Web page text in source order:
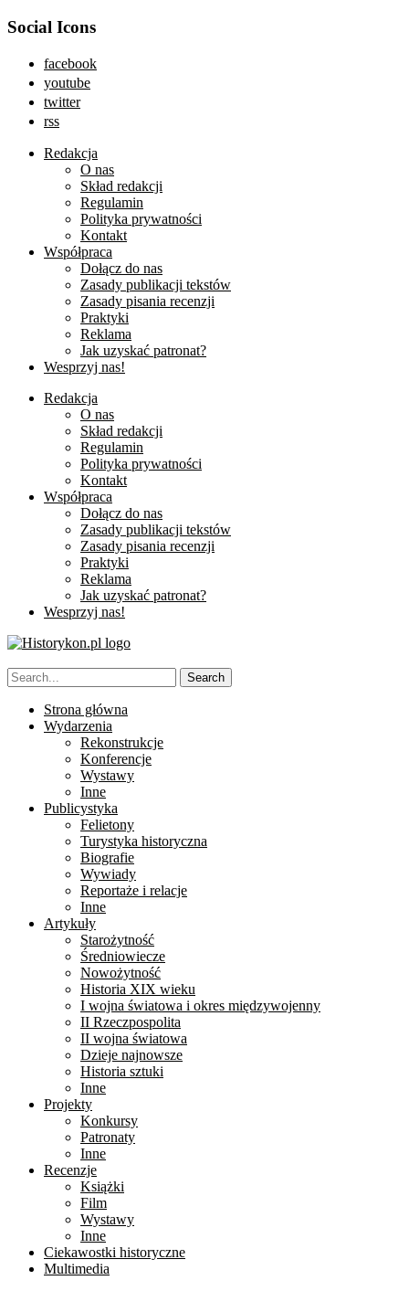
Social Icons
facebook
youtube
twitter
rss
Redakcja
O nas
Skład redakcji
Regulamin
Polityka prywatności
Kontakt
Współpraca
Dołącz do nas
Zasady publikacji tekstów
Zasady pisania recenzji
Praktyki
Reklama
Jak uzyskać patronat?
Wesprzyj nas!
Redakcja
O nas
Skład redakcji
Regulamin
Polityka prywatności
Kontakt
Współpraca
Dołącz do nas
Zasady publikacji tekstów
Zasady pisania recenzji
Praktyki
Reklama
Jak uzyskać patronat?
Wesprzyj nas!
Strona główna
Wydarzenia
Rekonstrukcje
Konferencje
Wystawy
Inne
Publicystyka
Felietony
Turystyka historyczna
Biografie
Wywiady
Reportaże i relacje
Inne
Artykuły
Starożytność
Średniowiecze
Nowożytność
Historia XIX wieku
I wojna światowa i okres międzywojenny
II Rzeczpospolita
II wojna światowa
Dzieje najnowsze
Historia sztuki
Inne
Projekty
Konkursy
Patronaty
Inne
Recenzje
Książki
Film
Wystawy
Inne
Ciekawostki historyczne
Multimedia